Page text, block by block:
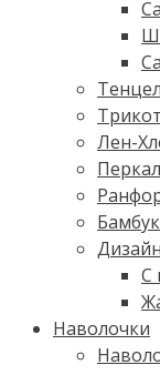
Лен-
Бамбук
Дизайн
С
Наволочки